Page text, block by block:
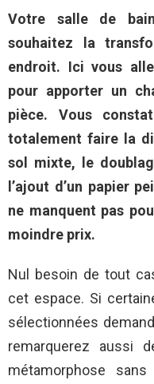
Votre salle de
souhaitez la
endroit. Ici vous
pour apporter un
pièce. Vous
totalement faire la
sol mixte, le
l’ajout d’un papier
ne manquent pas
moindre prix.
Nul besoin de tout
cet espace. Si
sélectionnées
remarquerez aussi
métamorphose